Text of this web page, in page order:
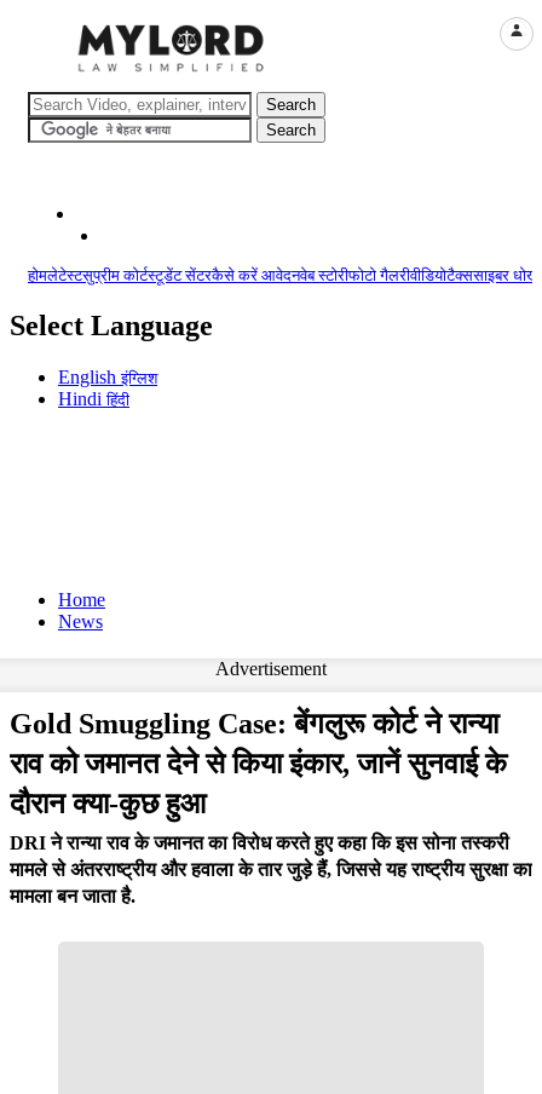
होमलेटेस्टसुप्रीम कोर्टस्टूडेंट सेंटरकैसे करें आवेदनवेब स्टोरीफोटो गैलरीवीडियोटैक्ससाइबर
Select Language
Englishइंग्लिश
Hindiहिंदी
Home
News
Advertisement
Gold Smuggling Case: बेंगलुरू कोर्ट ने रान्या
राव को जमानत देने से किया इंकार, जानें सुनवाई के
दौरान क्या-कुछ हुआ
DRI ने रान्या राव के जमानत का विरोध करते हुए कहा कि इस सोना तस्करी
मामले से अंतरराष्ट्रीय और हवाला के तार जुड़े हैं, जिससे यह राष्ट्रीय सुरक्षा का
मामला बन जाता है.